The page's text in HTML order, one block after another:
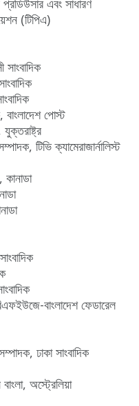
এবং সাধারণ
(টিপিএ)
সাংবাদিক
পোস্ট
যুক্তরাষ্ট্র
টিভি ক্যামেরাজার্নালিস্ট
বাংলাদেশ ফেডারেল
ঢাকা সাংবাদিক
অস্ট্রেলিয়া